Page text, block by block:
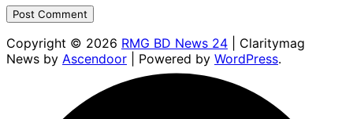
Copyright © 2026 RMG BD News 24 | Claritymag
News by Ascendoor | Powered by WordPress.